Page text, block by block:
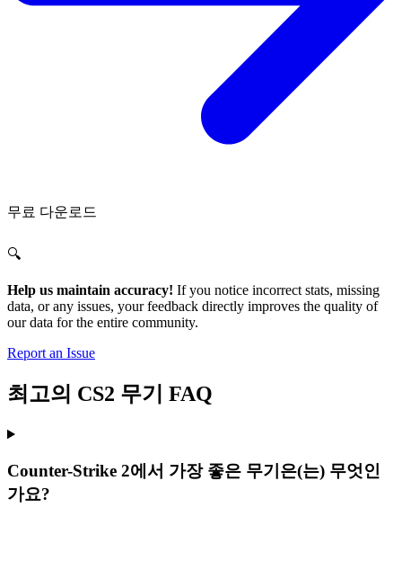
무료 다운로드
🔍
Help us maintain accuracy! If you notice incorrect stats, missing
data, or any issues, your feedback directly improves the quality of
our data for the entire community.
Report an Issue
최고의 CS2 무기 FAQ
Counter-Strike 2에서 가장 좋은 무기은(는) 무엇인
가요?